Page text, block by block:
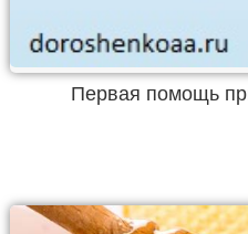
Первая помощь